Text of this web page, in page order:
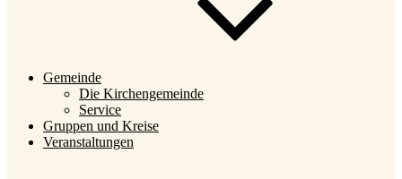
Gemeinde
Die Kirchengemeinde
Service
Gruppen und Kreise
Veranstaltungen